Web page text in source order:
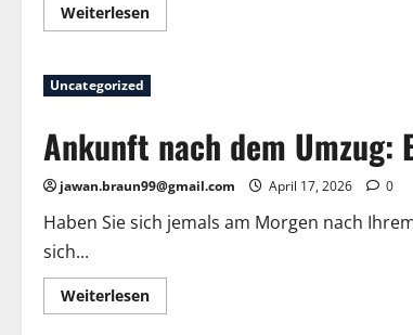
WeiterlesenMehr
Informationen
Sie
einen
in
Ettlingen
Uncategorized
Ankunft nach dem Umzug:
jawan.braun99@gmail.com April 17, 2026 0
Haben Sie sich jemals am Morgen nach
sich...
WeiterlesenMehr
Informationen